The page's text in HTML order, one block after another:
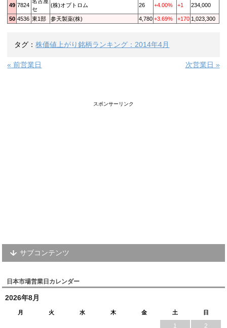
49 7824
セ
(株)オプトロム 26 +4.00% +1 234,000
50 4536 東1部 参天製薬(株) 4,780 +3.69% +170 1,023,300
タグ：株価値上がり銘柄ランキング：2014年4月
« 前営業日 次営業日 »
スポンサーリンク
サブコンテンツ
日本市場営業日カレンダー
2026年8月
月 火 水 木 金 土 日
1
2